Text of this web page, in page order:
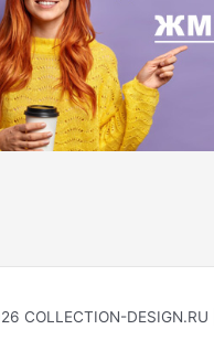
COLLECTION-DESIGN.RU |